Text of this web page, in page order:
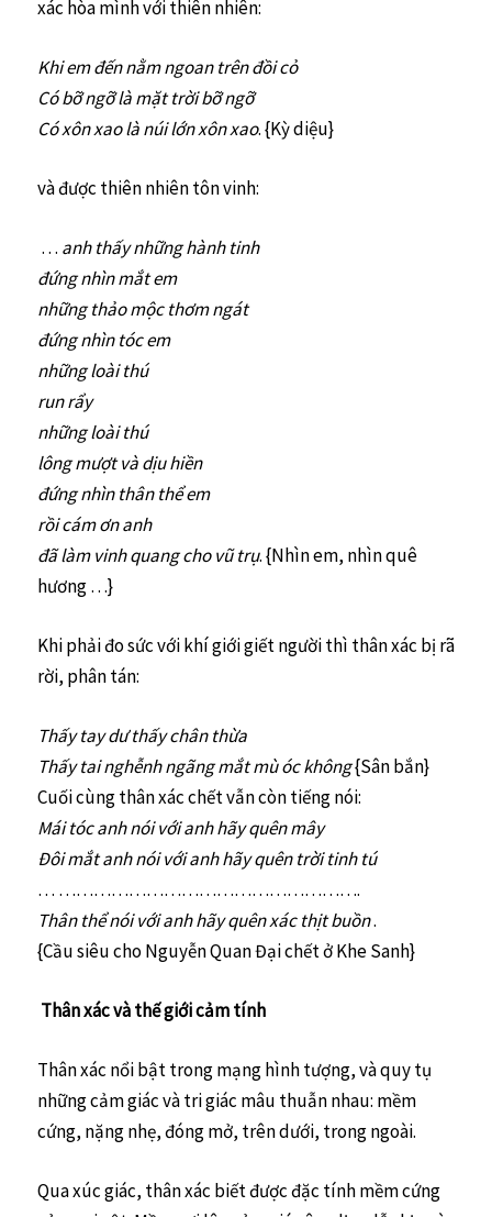
xác hòa mình với thiên nhiên:
Khi em đến nằm ngoan trên đồi cỏ
Có bỡ ngỡ là mặt trời bỡ ngỡ
Có xôn xao là núi lớn xôn xao. {Kỳ diệu}
và được thiên nhiên tôn vinh:
… anh thấy những hành tinh
đứng nhìn mắt em
những thảo mộc thơm ngát
đứng nhìn tóc em
những loài thú
run rẩy
những loài thú
lông mượt và dịu hiền
đứng nhìn thân thể em
rồi cám ơn anh
đã làm vinh quang cho vũ trụ. {Nhìn em, nhìn quê
hương …}
Khi phải đo sức với khí giới giết người thì thân xác bị rã
rời, phân tán:
Thấy tay dư thấy chân thừa
Thấy tai nghễnh ngãng mắt mù óc không{Sân bắn}
Cuối cùng thân xác chết vẫn còn tiếng nói:
Mái tóc anh nói với anh hãy quên mây
Đôi mắt anh nói với anh hãy quên trời tinh tú
… …………………………………………….
Thân thể nói với anh hãy quên xác thịt buồn.
{Cầu siêu cho Nguyễn Quan Đại chết ở Khe Sanh}
Thân xác và thế giới cảm tính
Thân xác nổi bật trong mạng hình tượng, và quy tụ
những cảm giác và tri giác mâu thuẫn nhau: mềm
cứng, nặng nhẹ, đóng mở, trên dưới, trong ngoài.
Qua xúc giác, thân xác biết được đặc tính mềm cứng